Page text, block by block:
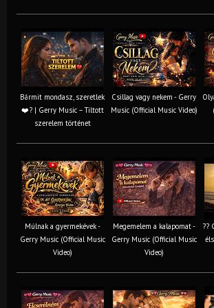
Bármit mondasz, szeretlek
❤️‍? | Gerry Music – Tiltott
szerelem történet
Csillag vagy nekem - Gerry
Music (Official Music Video)
Múlnak a gyermekévek -
Gerry Music (Official Music
Video)
Megemelem a kalapomat -
Gerry Music (Official Music
Video)
??